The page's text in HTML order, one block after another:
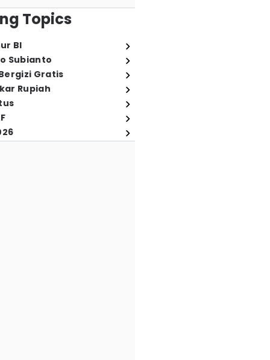
Topics
BI
Subianto
Gratis
Rupiah